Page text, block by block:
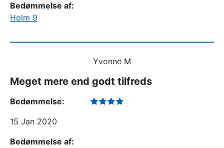
Bedømmelse af:
Holm 9
Yvonne M
Meget mere end godt tilfreds
Bedømmelse:
15 Jan 2020
Bedømmelse af: